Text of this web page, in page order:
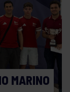
MARINO